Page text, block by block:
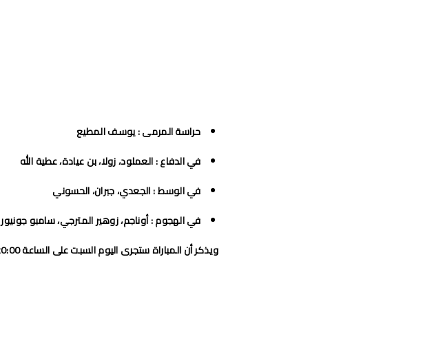
حراسة المرمى: يوسف المطيع
في الدفاع: العملود، زولا، بن عيادة، عطية الله
في الوسط: الجعدي، جبران، الحسوني
في الهجوم: أوناجم، زوهير المترجي، سامبو جونيور
ويذكر أن المباراة ستجرى اليوم السبت على الساعة 20:00 بتوقيت المغرب